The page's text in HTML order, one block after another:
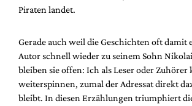
Mediadaten
Suche
Piraten landet.
Gerade auch weil die Geschichten oft damit
Autor schnell wieder zu seinem Sohn
bleiben sie offen: Ich als Leser oder Zuhörer
weiterspinnen, zumal der Adressat direkt
bleibt. In diesen Erzählungen triumphiert